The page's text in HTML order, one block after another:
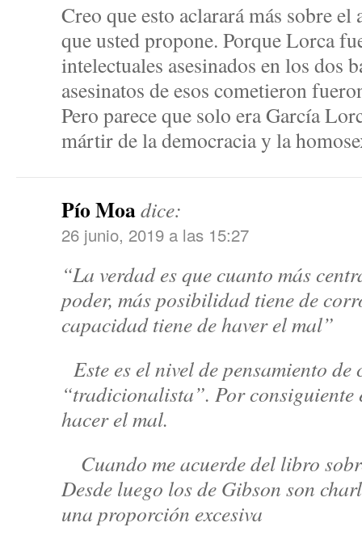
Creo que esto aclarará más sobre el
que usted propone. Porque Lorca
intelectuales asesinados en los dos
asesinatos de esos cometieron
Pero parece que solo era García
mártir de la democracia y la
Pío Moadice:
26 junio, 2019 a las 15:27
“La verdad es que cuanto más
poder, más posibilidad tiene de
capacidad tiene de haver el mal”
Este es el nivel de pensamiento
“tradicionalista”. Por
hacer el mal.
Cuando me acuerde del libro
Desde luego los de Gibson son
una proporción excesiva